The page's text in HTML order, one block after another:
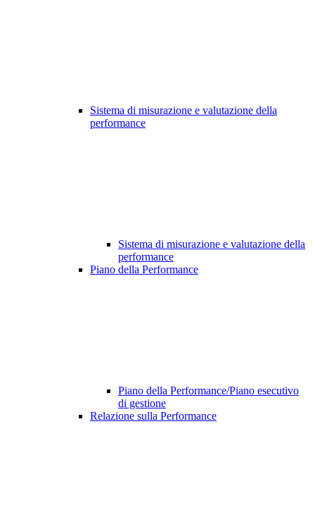
Sistema di misurazione e valutazione della
performance
Sistema di misurazione e valutazione della
performance
Piano della Performance
Piano della Performance/Piano esecutivo
di gestione
Relazione sulla Performance